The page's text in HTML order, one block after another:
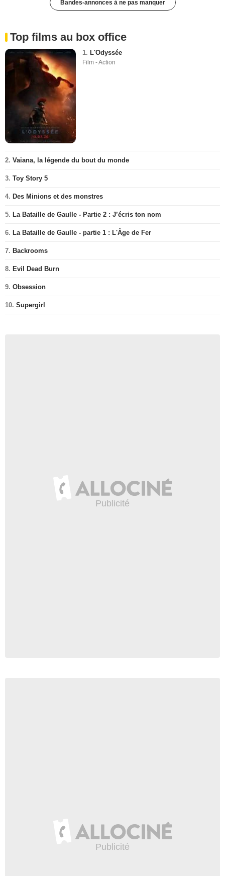
Bandes-annonces à ne pas manquer
Top films au box office
1. L'Odyssée
Film - Action
2. Vaiana, la légende du bout du monde
3. Toy Story 5
4. Des Minions et des monstres
5. La Bataille de Gaulle - Partie 2 : J’écris ton nom
6. La Bataille de Gaulle - partie 1 : L'Âge de Fer
7. Backrooms
8. Evil Dead Burn
9. Obsession
10. Supergirl